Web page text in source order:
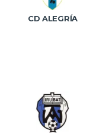
CD ALEGRÍA